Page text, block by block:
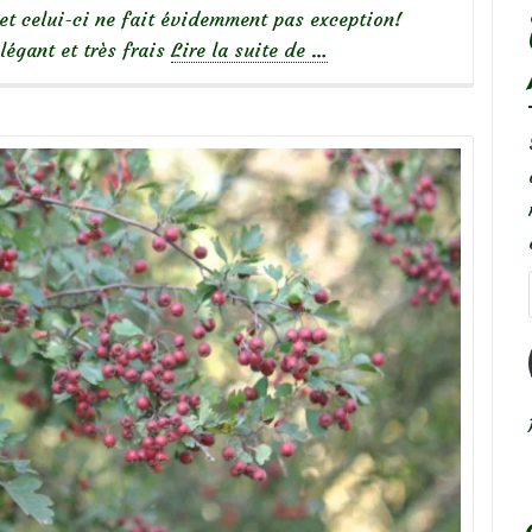
celui-ci ne fait évidemment pas exception!
et très frais Lire la suite de à
Focus
sur
le
rosier
Pénélope
…